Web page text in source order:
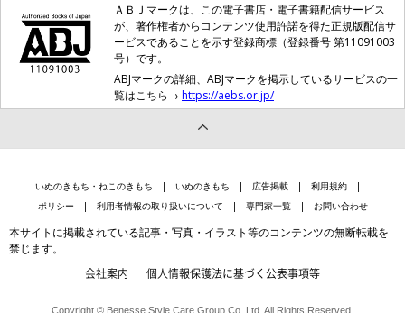
ＡＢＪマークは、この電子書店・電子書籍配信サービス
が、著作権者からコンテンツ使用許諾を得た正規版配信サ
ービスであることを示す登録商標（登録番号 第11091003
号）です。
ABJマークの詳細、ABJマークを掲示しているサービスの一
覧はこちら→ https://aebs.or.jp/
いぬのきもち・ねこのきもち いぬのきもち 広告掲載
利用規約
ポリシー
利用者情報の取り扱いについて 専門家一覧 お問い合わせ
本サイトに掲載されている記事・写真・イラスト等のコンテンツの無断転載を
禁じます。
会社案内 個人情報保護法に基づく公表事項等
Copyright © Benesse Style Care Group Co.,Ltd. All Rights Reserved.